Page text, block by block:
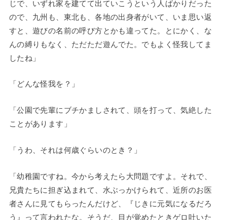
じで、いずれ家を建てて出ていこうという人ばかりだった
ので、九州も、東北も、各地の出身者がいて、いま思い返
すと、遊びの名前の呼び方とかも違ってた。とにかく、な
んの縛りもなく、ただただ遊んでた。でもよく怪我してま
したね」
「どんな怪我を？」
「公園で先輩にブチかましされて、頭を打って、気絶した
ことがあります」
「うわ、それは何歳ぐらいのとき？」
「幼稚園ですね。今から考えたら大問題ですよ。それで、
兄貴たちに担ぎ込まれて、水ぶっかけられて、近所のお医
者さんに見てもらったんだけど、『じきに元気になるだろ
う』って言われたな。そうだ、目が覚めたときゲロ吐いた